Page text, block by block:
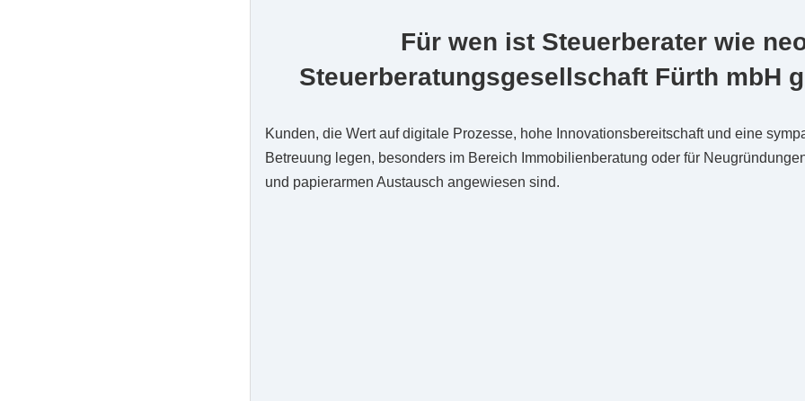
Für wen ist Steuerberater wie
Steuerberatungsgesellschaft Fürth mbH
Kunden, die Wert auf digitale Prozesse, hohe Innovationsbereitschaft und eine
Betreuung legen, besonders im Bereich Immobilienberatung oder für
und papierarmen Austausch angewiesen sind.